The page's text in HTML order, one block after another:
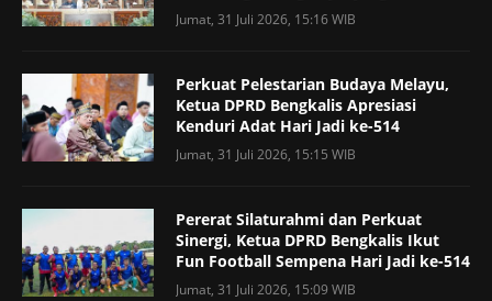
Jumat, 31 Juli 2026, 15:16 WIB
Perkuat Pelestarian Budaya Melayu,
Ketua DPRD Bengkalis Apresiasi
Kenduri Adat Hari Jadi ke-514
Jumat, 31 Juli 2026, 15:15 WIB
Pererat Silaturahmi dan Perkuat
Sinergi, Ketua DPRD Bengkalis Ikut
Fun Football Sempena Hari Jadi ke-514
Jumat, 31 Juli 2026, 15:09 WIB